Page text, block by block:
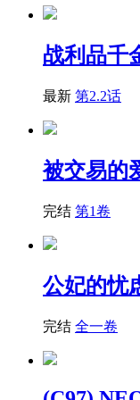
战利品千
最新 第2.2话
被交易的
完结 第1卷
公妃的忧
完结 全一卷